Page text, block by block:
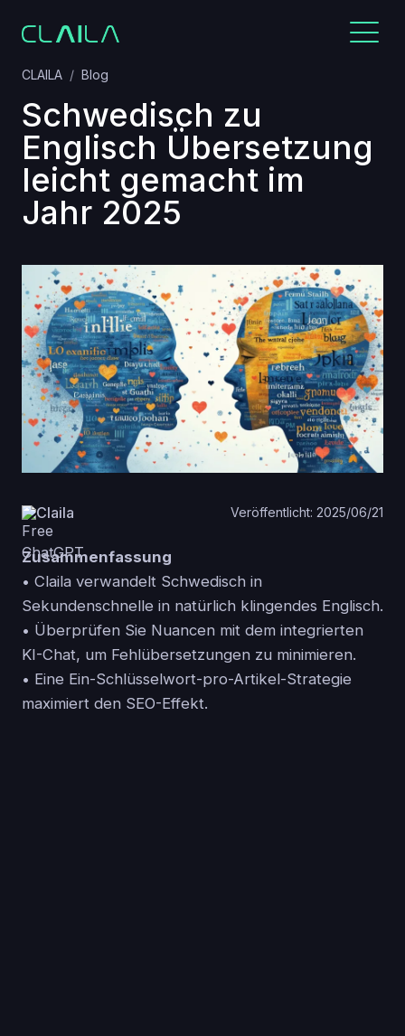
CLAILA Blog
Schwedisch zu
Englisch Übersetzung
leicht gemacht im
Jahr 2025
Claila Veröffentlicht: 2025/06/21
Zusammenfassung
• Claila verwandelt Schwedisch in
Sekundenschnelle in natürlich klingendes Englisch.
• Überprüfen Sie Nuancen mit dem integrierten
KI-Chat, um Fehlübersetzungen zu minimieren.
• Eine Ein-Schlüsselwort-pro-Artikel-Strategie
maximiert den SEO-Effekt.